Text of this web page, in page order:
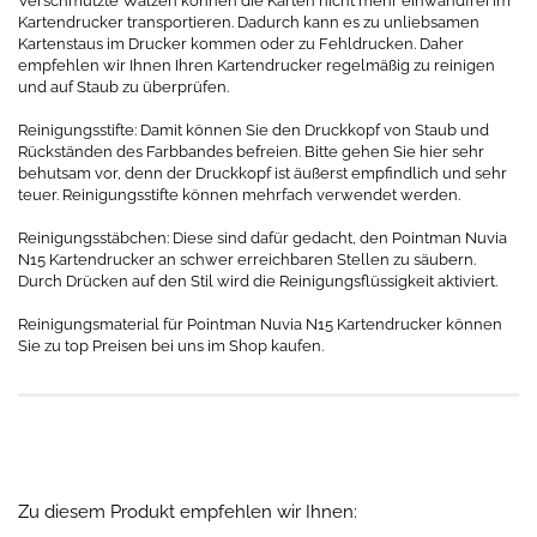
Kartendrucker transportieren. Dadurch kann es zu unliebsamen
Kartenstaus im Drucker kommen oder zu Fehldrucken. Daher
empfehlen wir Ihnen Ihren Kartendrucker regelmäßig zu reinigen
und auf Staub zu überprüfen.
Reinigungsstifte: Damit können Sie den Druckkopf von Staub und
Rückständen des Farbbandes befreien. Bitte gehen Sie hier sehr
behutsam vor, denn der Druckkopf ist äußerst empfindlich und sehr
teuer. Reinigungsstifte können mehrfach verwendet werden.
Reinigungsstäbchen: Diese sind dafür gedacht, den Pointman Nuvia
N15 Kartendrucker an schwer erreichbaren Stellen zu säubern.
Durch Drücken auf den Stil wird die Reinigungsflüssigkeit aktiviert.
Reinigungsmaterial für Pointman Nuvia N15 Kartendrucker können
Sie zu top Preisen bei uns im Shop kaufen.
Zu diesem Produkt empfehlen wir Ihnen: